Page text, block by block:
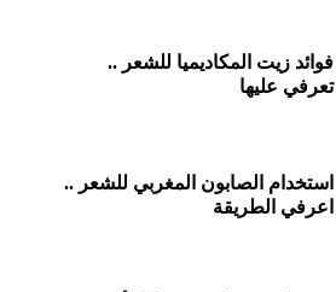
فوائد زيت المكاديميا للشعر ..
تعرفي عليها
استخدام الصابون المغربي للشعر ..
اعرفي الطريقة